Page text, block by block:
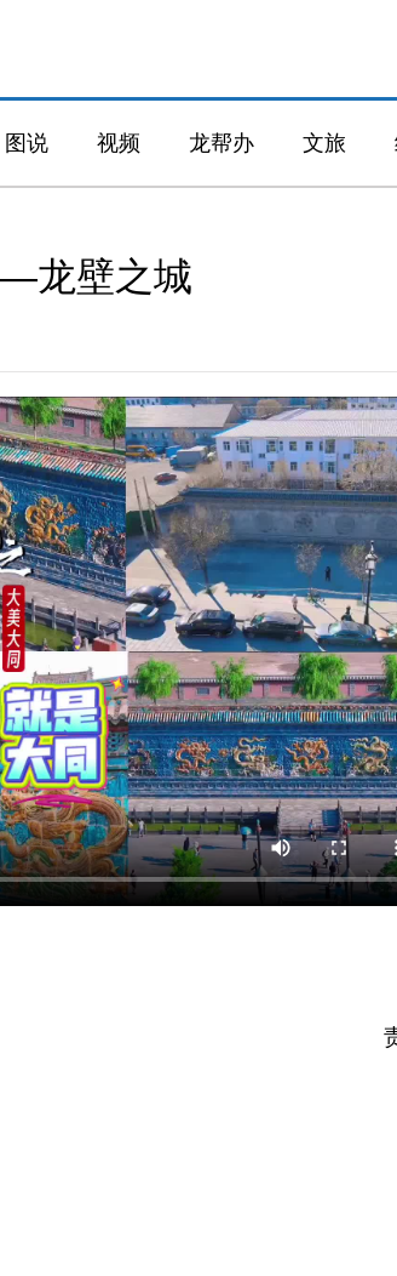
图说 视频 龙帮办 文旅
龙壁之城